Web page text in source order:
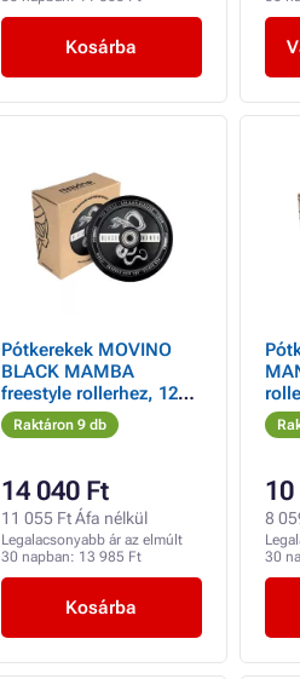
Kosárba
Pótkerekek MOVINO
BLACK MAMBA
freestyle rollerhez, 120
mm, 2 db
Raktáron 9 db
14 040 Ft
11 055 Ft Áfa nélkül
Legalacsonyabb ár az elmúlt
30 napban: 13 985 Ft
Kosárba
10
8
30